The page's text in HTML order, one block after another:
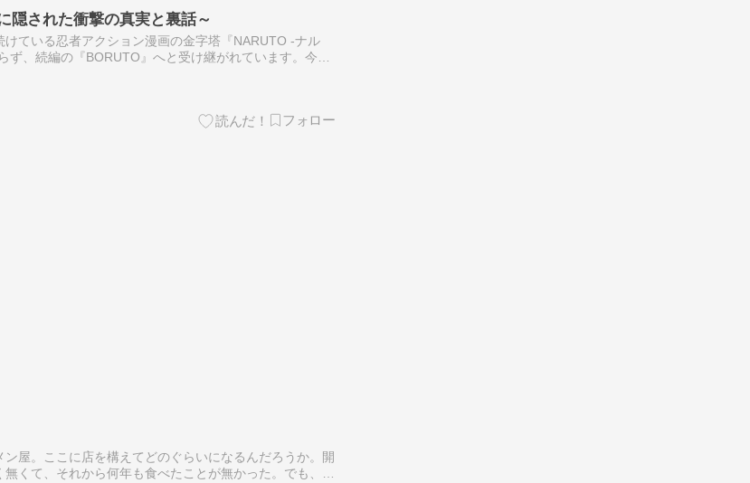
隠された衝撃の真実と裏話～
ている忍者アクション漫画の金字塔『NARUTO -ナル
ず、続編の『BORUTO』へと受け継がれています。今回
屋。ここに店を構えてどのぐらいになるんだろうか。開
くて、それから何年も食べたことが無かった。でも、